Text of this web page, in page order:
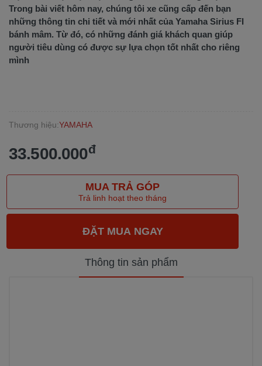
Trong bài viết hôm nay, chúng tôi xe cũng cấp đến bạn
những thông tin chi tiết và mới nhất của Yamaha Sirius FI
bánh mâm. Từ đó, có những đánh giá khách quan giúp
người tiêu dùng có được sự lựa chọn tốt nhất cho riêng
mình
Thương hiệu:YAMAHA
33.500.000đ
MUA TRẢ GÓP
Trả linh hoạt theo tháng
Thông tin sản phẩm